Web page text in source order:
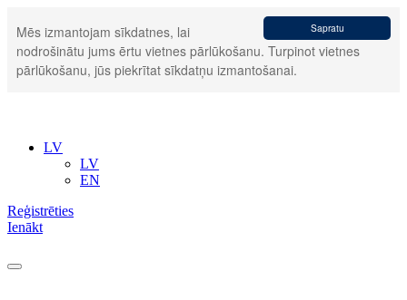
Sapratu
Mēs izmantojam sīkdatnes, lai
nodrošinātu jums ērtu vietnes pārlūkošanu. Turpinot vietnes
pārlūkošanu, jūs piekrītat sīkdatņu izmantošanai.
LV
LV
EN
Reģistrēties
Ienākt